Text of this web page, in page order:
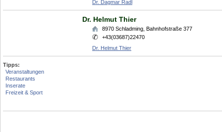
Dr. Dagmar Radl
Dr. Helmut Thier
8970 Schladming Bahnhofstraße 377
+43(03687)22470
Dr. Helmut Thier
Tipps:
Veranstaltungen
Restaurants
Inserate
Freizeit & Sport